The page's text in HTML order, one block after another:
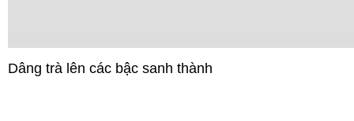
Dâng trà lên các bậc sanh thành